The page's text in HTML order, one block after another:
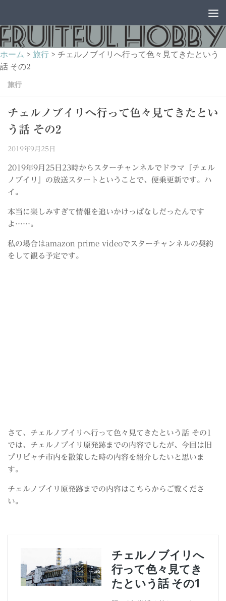
ホーム > 旅行 > チェルノブイリへ行って色々見てきたという
話 その2
旅行
チェルノブイリへ行って色々見てきたとい
う話 その2
2019年9月25日
2019年9月25日23時からスターチャンネルでドラマ『チェル
ノブイリ』の放送スタートということで、便乗更新です。ハ
イ。
本当に楽しみすぎて情報を追いかけっぱなしだったんです
よ……。
私の場合はamazon prime videoでスターチャンネルの契約
をして観る予定です。
さて、チェルノブイリへ行って色々見てきたという話 その1
では、チェルノブイリ原発跡までの内容でしたが、今回は旧
プリピャチ市内を散策した時の内容を紹介したいと思いま
す。
チェルノブイリ原発跡までの内容はこちらからご覧くださ
い。